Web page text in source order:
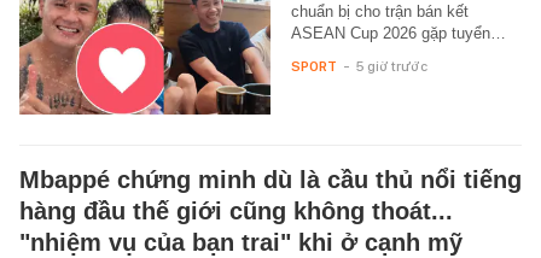
chuẩn bị cho trận bán kết
ASEAN Cup 2026 gặp tuyển…
SPORT - 5 giờ trước
Mbappé chứng minh dù là cầu thủ nổi tiếng
hàng đầu thế giới cũng không thoát...
"nhiệm vụ của bạn trai" khi ở cạnh mỹ